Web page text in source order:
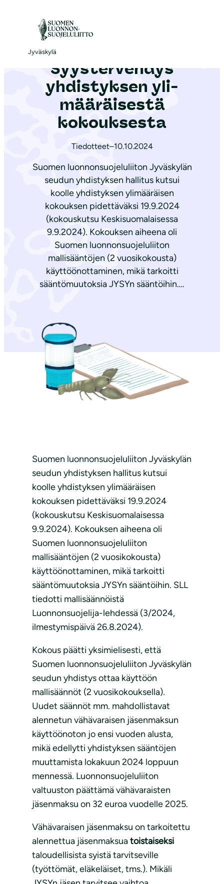
Jyväskylä
Etusivu|Ajankohtaista
Syystervehdys
yhdistyksen yli­
mää­räi­ses­tä
kokouksesta
Tiedotteet–10.10.2024
Suomen luonnonsuojeluliiton Jyväskylän
seudun yhdistyksen hallitus kutsui
koolle yhdistyksen ylimääräisen
kokouksen pidettäväksi 19.9.2024
(kokouskutsu Keskisuomalaisessa
9.9.2024). Kokouksen aiheena oli
Suomen luonnonsuojeluliiton
mallisääntöjen (2 vuosikokousta)
käyttöönottaminen, mikä tarkoitti
sääntömuutoksia JYSYn sääntöihin….
Suomen luonnonsuojeluliiton Jyväskylän
seudun yhdistyksen hallitus kutsui
koolle yhdistyksen ylimääräisen
kokouksen pidettäväksi 19.9.2024
(kokouskutsu Keskisuomalaisessa
9.9.2024). Kokouksen aiheena oli
Suomen luonnonsuojeluliiton
mallisääntöjen (2 vuosikokousta)
käyttöönottaminen, mikä tarkoitti
sääntömuutoksia JYSYn sääntöihin. SLL
tiedotti mallisäännöistä
Luonnonsuojelija-lehdessä (3/2024,
ilmestymispäivä 26.8.2024).
Kokous päätti yksimielisesti, että
Suomen luonnonsuojeluliiton Jyväskylän
seudun yhdistys ottaa käyttöön
mallisäännöt (2 vuosikokouksella).
Uudet säännöt mm. mahdollistavat
alennetun vähävaraisen jäsenmaksun
käyttöönoton jo ensi vuoden alusta,
mikä edellytti yhdistyksen sääntöjen
muuttamista lokakuun 2024 loppuun
mennessä. Luonnonsuojeluliiton
valtuuston päättämä vähävaraisten
jäsenmaksu on 32 euroa vuodelle 2025.
Vähävaraisen jäsenmaksu on tarkoitettu
alennettua jäsenmaksuatoistaiseksi
taloudellisista syistä tarvitseville
(työttömät, eläkeläiset, tms.). Mikäli